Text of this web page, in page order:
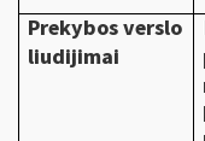
Prekybos verslo
liudijimai